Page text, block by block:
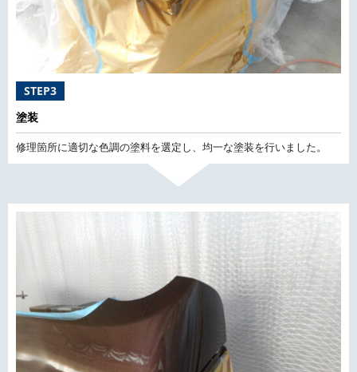
STEP3
塗装
修理箇所に適切な色調の塗料を選定し、均一な塗装を行いました。